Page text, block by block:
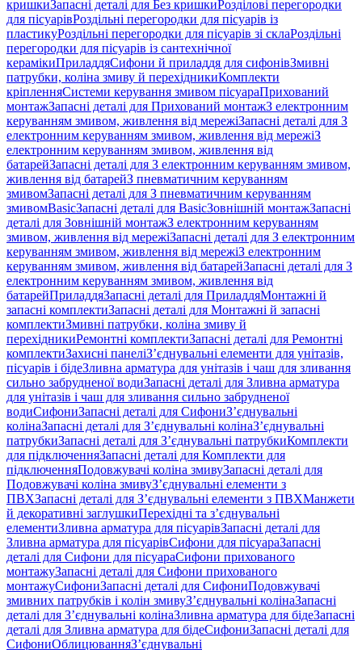
кришкиЗапасні деталі для Без кришкиРозділові перегородки
для пісуарівРоздільні перегородки для пісуарів із
пластикуРоздільні перегородки для пісуарів зі склаРоздільні
перегородки для пісуарів із сантехнічної
керамікиПриладдяСифони й приладдя для сифонівЗмивні
патрубки, коліна змиву й перехідникиКомплекти
кріпленняСистеми керування змивом пісуараПрихований
монтажЗапасні деталі для Прихований монтажЗ електронним
керуванням змивом, живлення від мережіЗапасні деталі для З
електронним керуванням змивом, живлення від мережіЗ
електронним керуванням змивом, живлення від
батарейЗапасні деталі для З електронним керуванням змивом,
живлення від батарейЗ пневматичним керуванням
змивомЗапасні деталі для З пневматичним керуванням
змивомBasicЗапасні деталі для BasicЗовнішній монтажЗапасні
деталі для Зовнішній монтажЗ електронним керуванням
змивом, живлення від мережіЗапасні деталі для З електронним
керуванням змивом, живлення від мережіЗ електронним
керуванням змивом, живлення від батарейЗапасні деталі для З
електронним керуванням змивом, живлення від
батарейПриладдяЗапасні деталі для ПриладдяМонтажні й
запасні комплектиЗапасні деталі для Монтажні й запасні
комплектиЗмивні патрубки, коліна змиву й
перехідникиРемонтні комплектиЗапасні деталі для Ремонтні
комплектиЗахисні панеліЗ’єднувальні елементи для унітазів,
пісуарів і бідеЗливна арматура для унітазів і чаш для зливання
сильно забрудненої водиЗапасні деталі для Зливна арматура
для унітазів і чаш для зливання сильно забрудненої
водиСифониЗапасні деталі для СифониЗ’єднувальні
колінаЗапасні деталі для З’єднувальні колінаЗ’єднувальні
патрубкиЗапасні деталі для З’єднувальні патрубкиКомплекти
для підключенняЗапасні деталі для Комплекти для
підключенняПодовжувачі коліна змивуЗапасні деталі для
Подовжувачі коліна змивуЗ’єднувальні елементи з
ПВХЗапасні деталі для З’єднувальні елементи з ПВХМанжети
й декоративні заглушкиПерехідні та з’єднувальні
елементиЗливна арматура для пісуарівЗапасні деталі для
Зливна арматура для пісуарівСифони для пісуараЗапасні
деталі для Сифони для пісуараСифони прихованого
монтажуЗапасні деталі для Сифони прихованого
монтажуСифониЗапасні деталі для СифониПодовжувачі
змивних патрубків і колін змивуЗ’єднувальні колінаЗапасні
деталі для З’єднувальні колінаЗливна арматура для бідеЗапасні
деталі для Зливна арматура для бідеСифониЗапасні деталі для
СифониОблицюванняЗ’єднувальні